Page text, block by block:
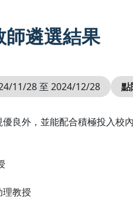
遴選結果
11/28 至 2024/12/28 點
良外，並能配合積極投入
教授